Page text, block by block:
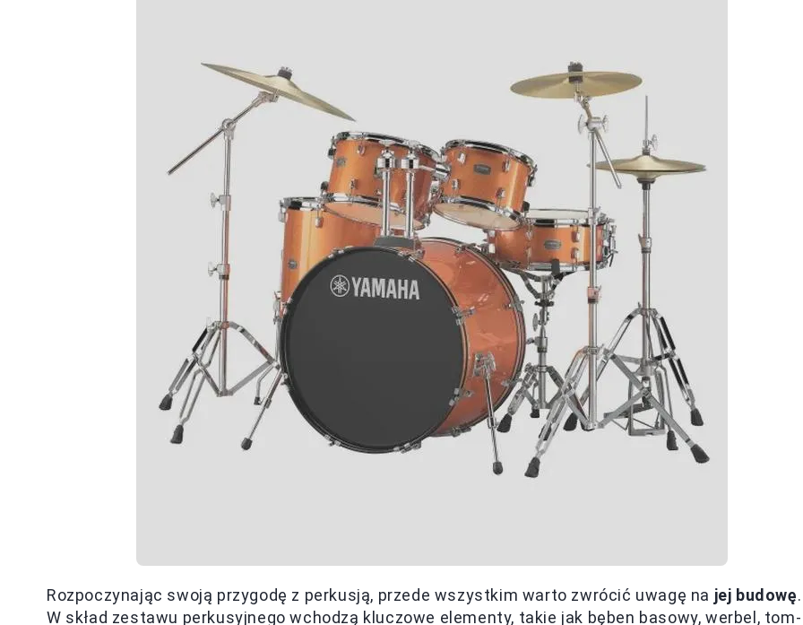
Rozpoczynając swoją przygodę z perkusją, przede wszystkim warto zwrócić uwagę na jej budowę.
W skład zestawu perkusyjnego wchodzą kluczowe elementy, takie jak bęben basowy, werbel, tom-